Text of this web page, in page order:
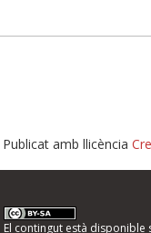
Publicat amb llicència
El contingut està disponible